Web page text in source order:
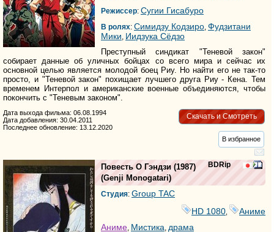
Режиссер: Сугии Гисабуро
В ролях: Симидзу Кодзиро Фудзитани
Мики Иидзука Сёдзо
Преступный синдикат "Теневой закон"
собирает данные об уличных бойцах со всего мира и сейчас их
основной целью является молодой боец Риу. Но найти его не так-то
просто, и "Теневой закон" похищает лучшего друга Риу - Кена. Тем
временем Интерпол и американские военные объединяются, чтобы
покончить с "Теневым законом".
Скачать и Смотреть
Дата выхода фильма: 06.08.1994
Дата добавления: 30.04.2011
Последнее обновление: 13.12.2020
В избранное
BDRip
Повесть О Гэндзи (1987)
(Genji Monogatari)
Студия: Group TAC
HD 1080
Аниме
Аниме Мистика драма